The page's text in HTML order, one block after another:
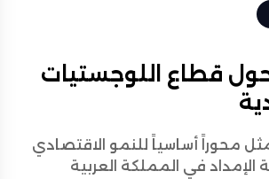
حول قطاع اللوجستيات
محوراً أساسياً للنمو الاقتصادي
في المملكة العربية